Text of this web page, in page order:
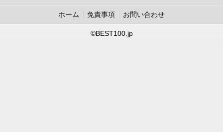
ホーム 免責事項 お問い合わせ
©BEST100.jp